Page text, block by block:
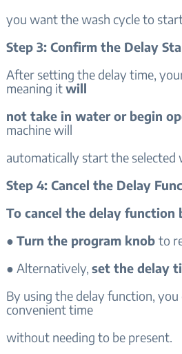
you want the wash cycle to
Step 3: Confirm the Delay
After setting the delay time,
meaning itwill
not take in water or begin
machine will
automatically start the selected
Step 4: Cancel the Delay
To cancel the delay function
● Turn the program knob to
● Alternatively, set the delay
By using the delay function,
convenient time
without needing to be present.